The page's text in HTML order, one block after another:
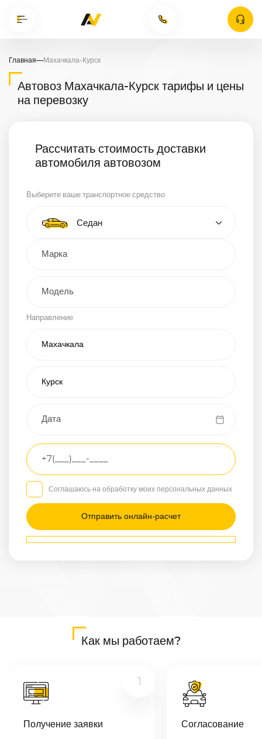
Главная—Махачкала-Курск
Автовоз Махачкала-Курск тарифы и цены
на перевозку
Рассчитать стоимость доставки
автомобиля автовозом
Выберите ваше транспортное средство
Тип автомобиля
Седан
Кроссовер
Грузовой
Другое
Направление
Транспортное
средство
Седан
/
Маршрут
Махачкала
В течении 10
логист
Соглашаюсь на обработку моих персональных данных
Как мы работаем?
1
Получение заявки Согласование